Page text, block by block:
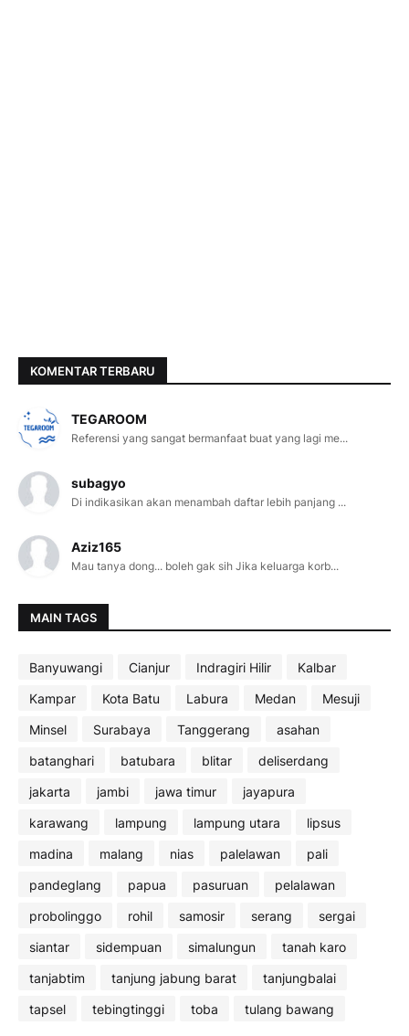
KOMENTAR TERBARU
TEGAROOM
Referensi yang sangat bermanfaat buat yang lagi me...
subagyo
Di indikasikan akan menambah daftar lebih panjang ...
Aziz165
Mau tanya dong... boleh gak sih Jika keluarga korb...
MAIN TAGS
Banyuwangi Cianjur Indragiri Hilir
Kalbar
Kampar
Kota Batu Labura Medan
Mesuji
Minsel
Surabaya Tanggerang
asahan
batanghari
batubara blitar
deliserdang
jakarta
jambi jawa timur
jayapura
karawang
lampung lampung utara
lipsus
madina
malang nias palelawan
pali
pandeglang
papua pasuruan
pelalawan
probolinggo
rohil samosir serang
sergai
siantar
sidempuan simalungun
tanah karo
tanjabtim
tanjung jabung barat
tanjungbalai
tapsel
tebingtinggi toba tulang bawang